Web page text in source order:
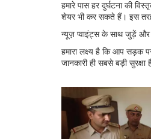
हमारे पास हर दुर्घटना की
शेयर भी कर सकते हैं। इस
न्यूज़ प्वाइंट्स के साथ जुड़ें और
हमारा लक्ष्य है कि आप सड़क
जानकारी ही सबसे बड़ी सुरक्षा